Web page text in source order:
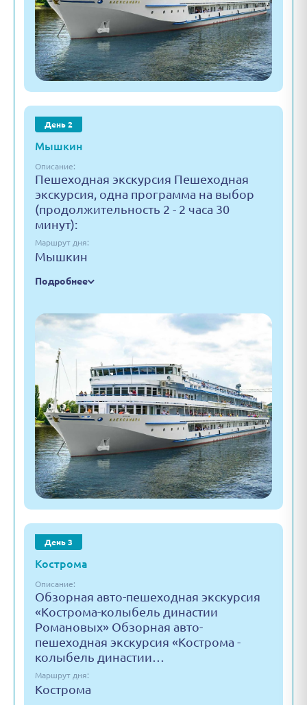
День 2
Мышкин
Описание:
Пешеходная экскурсия Пешеходная
экскурсия, одна программа на выбор
(продолжительность 2 - 2 часа 30
минут):
Маршрут дня:
Мышкин
Подробнее
День 3
Кострома
Описание:
Обзорная авто-пешеходная экскурсия
«Кострома-колыбель династии
Романовых» Обзорная авто-
пешеходная экскурсия «Кострома -
колыбель династии…
Маршрут дня:
Кострома